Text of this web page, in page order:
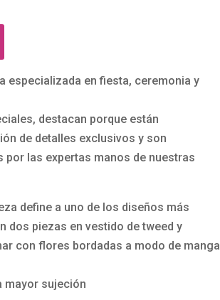
especializada en fiesta, ceremonia y
destacan porque están
de detalles exclusivos y son
las expertas manos de nuestras
define a uno de los diseños más
dos piezas en vestido de tweed y
con flores bordadas a modo de manga
mayor sujeción